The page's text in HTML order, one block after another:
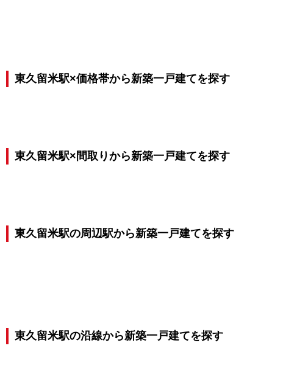
東久留米駅×価格帯から新築一戸建てを探す
東久留米駅×間取りから新築一戸建てを探す
東久留米駅の周辺駅から新築一戸建てを探す
東久留米駅の沿線から新築一戸建てを探す